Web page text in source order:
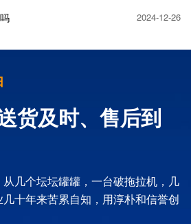
2024-12-26
货及时、售后到
几个坛坛罐罐，一台破拖拉机，几
十年来苦累自知，用淳朴和信誉创